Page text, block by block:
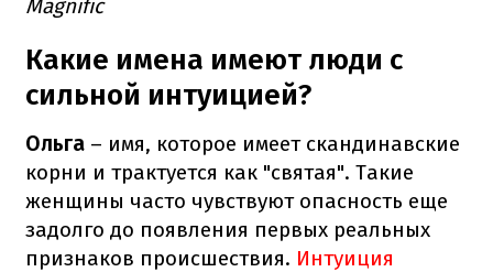
Magnific
Какие имена имеют люди с
сильной интуицией?
Ольга – имя, которое имеет скандинавские
корни и трактуется как "святая". Такие
женщины часто чувствуют опасность еще
задолго до появления первых реальных
признаков происшествия. Интуиция